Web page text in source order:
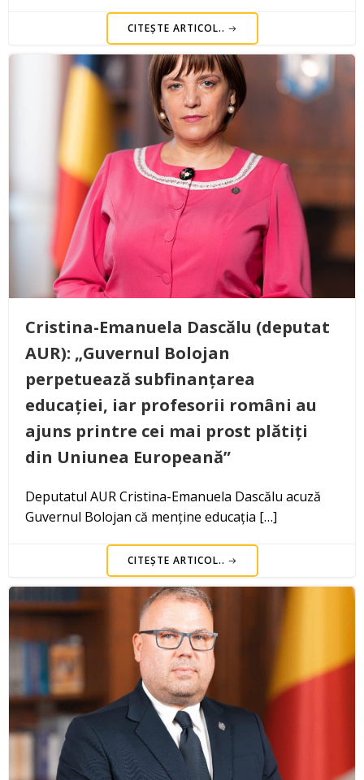
CITEȘTE ARTICOL..
Cristina-Emanuela Dascălu (deputat
AUR): „Guvernul Bolojan
perpetuează subfinanțarea
educației, iar profesorii români au
ajuns printre cei mai prost plătiți
din Uniunea Europeană”
Deputatul AUR Cristina-Emanuela Dascălu acuză
Guvernul Bolojan că menține educația […]
CITEȘTE ARTICOL..